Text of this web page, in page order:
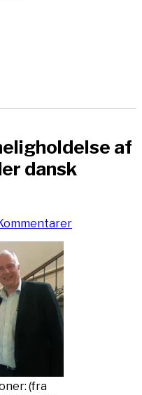
af
dansk
(fra